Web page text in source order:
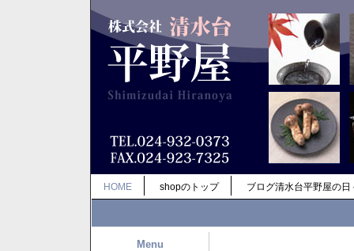
HOME shopのトップ ブログ清水台平野屋の日
Menu